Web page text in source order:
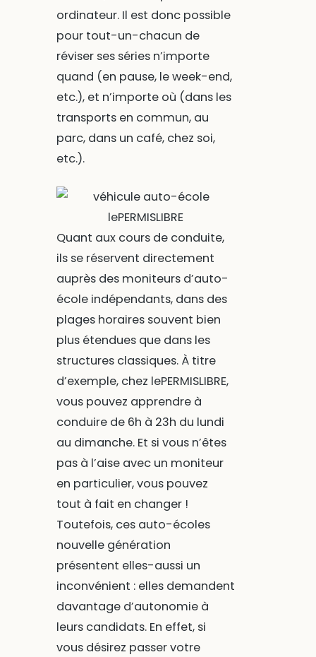
ordinateur. Il est donc possible
pour tout-un-chacun de
réviser ses séries n’importe
quand (en pause, le week-end,
etc.), et n’importe où (dans les
transports en commun, au
parc, dans un café, chez soi,
etc.).
Quant aux cours de conduite,
ils se réservent directement
auprès des moniteurs d’auto-
école indépendants, dans des
plages horaires souvent bien
plus étendues que dans les
structures classiques. À titre
d’exemple, chez lePERMISLIBRE,
vous pouvez apprendre à
conduire de 6h à 23h du lundi
au dimanche. Et si vous n’êtes
pas à l’aise avec un moniteur
en particulier, vous pouvez
tout à fait en changer !
Toutefois, ces auto-écoles
nouvelle génération
présentent elles-aussi un
inconvénient : elles demandent
davantage d’autonomie à
leurs candidats. En effet, si
vous désirez passer votre